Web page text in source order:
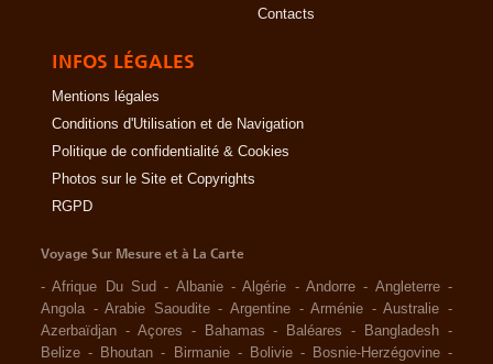
Contacts
INFOS LÉGALES
Mentions légales
Conditions d'Utilisation et de Navigation
Politique de confidentialité & Cookies
Photos sur le Site et Copyrights
RGPD
Voyage Sur Mesure et à La Carte
-Afrique Du Sud - Albanie -Algérie -Andorre - Angleterre -
Angola -Arabie Saoudite -Argentine -Arménie -Australie -
Azerbaïdjan - Açores - Bahamas - Baléares - Bangladesh -
Belize - Bhoutan - Birmanie - Bolivie - Bosnie-Herzégovine -